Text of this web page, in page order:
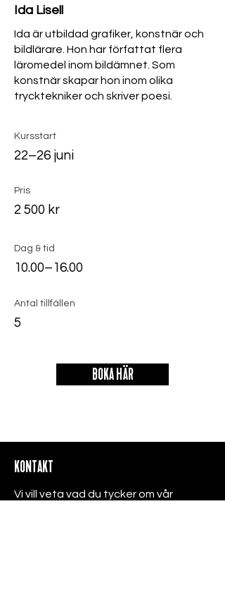
Ida Lisell
Ida är utbildad grafiker, konstnär och
bildlärare. Hon har författat flera
läromedel inom bildämnet. Som
konstnär skapar hon inom olika
trycktekniker och skriver poesi.
Kursstart
22–26 juni
Pris
2 500 kr
Dag & tid
10.00–16.00
Antal tillfällen
5
BOKA HÄR
KONTAKT
Vi vill veta vad du tycker om vår